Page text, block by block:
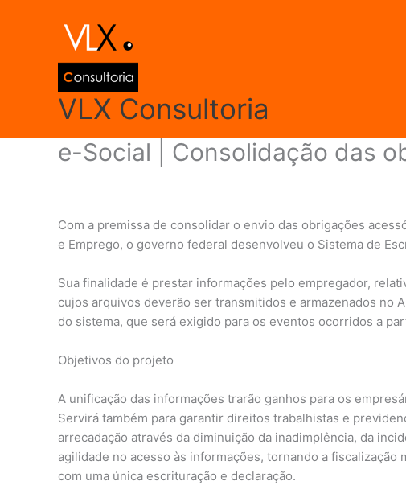
VLX Consultoria
e-Social | Consolidação das
Com a premissa de consolidar o envio das obrigações
e Emprego, o governo federal desenvolveu o Sistema de
Sua finalidade é prestar informações pelo empregador,
cujos arquivos deverão ser transmitidos e armazenados no
do sistema, que será exigido para os eventos ocorridos a
Objetivos do projeto
A unificação das informações trarão ganhos para os
Servirá também para garantir direitos trabalhistas e
arrecadação através da diminuição da inadimplência, da
agilidade no acesso às informações, tornando a
com uma única escrituração e declaração.